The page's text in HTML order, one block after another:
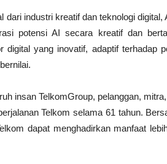
dari industri kreatif dan teknologi
potensi AI secara kreatif dan
digital yang inovatif, adaptif terhadap
insan TelkomGroup, pelanggan,
Telkom selama 61 tahun.
dapat menghadirkan manfaat